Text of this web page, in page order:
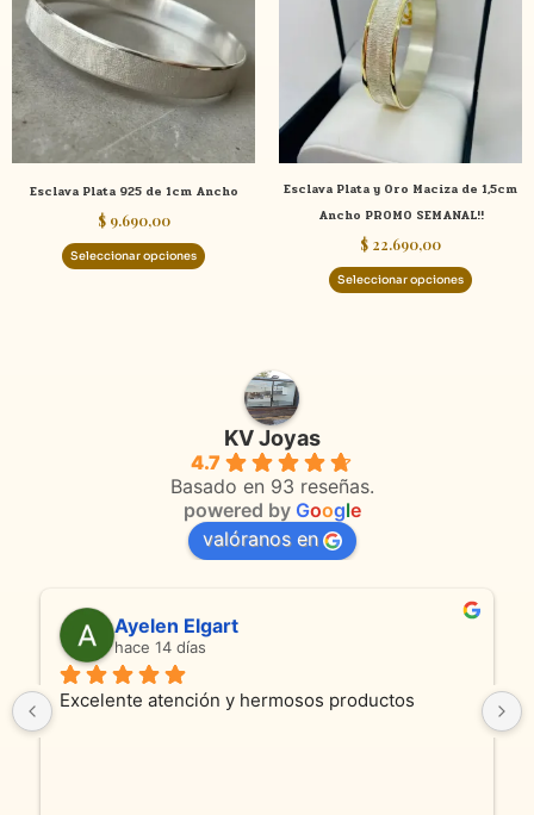
Esclava Plata 925 de 1cm Ancho
$9.690,00
Seleccionar opciones
múltiples
variantes.
Las
opciones
se
pueden
elegir
en
página
Esclava Plata y Oro Maciza de 1,5cm
Ancho PROMO SEMANAL!!
$ 22.690,00
Seleccionar opciones
Las
se
pueden
elegir
en
la
de
KV Joyas
4.7
Basado en 93 reseñas.
powered by Google
valóranos en
productos
Son absolutamente espectaculares
productos como atencion. Hoy